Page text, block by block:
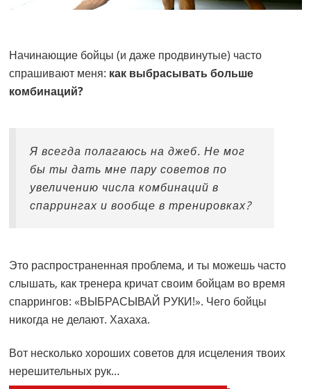
Начинающие бойцы (и даже продвинутые) часто
спрашивают меня: как выбрасывать больше
комбинаций?
Я всегда полагаюсь на джеб. Не мог
бы ты дать мне пару советов по
увеличению числа комбинаций в
спаррингах и вообще в тренировках?
Это распространенная проблема, и ты можешь часто
слышать, как тренера кричат своим бойцам во время
спаррингов: «ВЫБРАСЫВАЙ РУКИ!». Чего бойцы
никогда не делают. Хахаха.
Вот несколько хороших советов для исцеления твоих
нерешительных рук…